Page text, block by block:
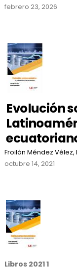
febrero 23, 2026
Evolución
Froilán Méndez
octubre 14, 2021
Libros 2021 1